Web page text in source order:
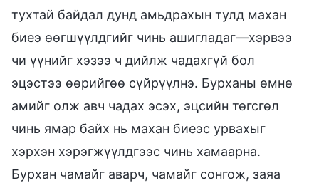
тухтай байдал дунд амьдрахын тулд махан
биеэ өөгшүүлдгийг чинь ашигладаг—хэрвээ
чи үүнийг хэзээ ч дийлж чадахгүй бол
эцэстээ өөрийгөө сүйрүүлнэ. Бурханы өмнө
амийг олж авч чадах эсэх, эцсийн төгсгөл
чинь ямар байх нь махан биеэс урвахыг
хэрхэн хэрэгжүүлдгээс чинь хамаарна.
Бурхан чамайг аварч, чамайг сонгож, заяа